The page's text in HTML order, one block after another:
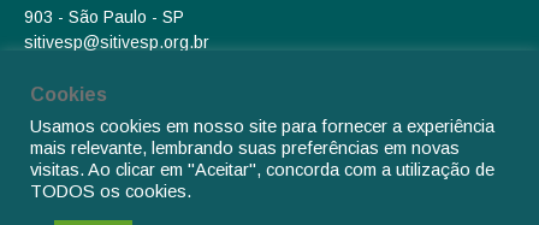
903 - São Paulo - SP
sitivesp@sitivesp.org.br
Cadastre-se em nosso Newsletter
Cookies
Usamos cookies em nosso site para fornecer a experiência
mais relevante, lembrando suas preferências em novas
visitas. Ao clicar em "Aceitar", concorda com a utilização de
TODOS os cookies.